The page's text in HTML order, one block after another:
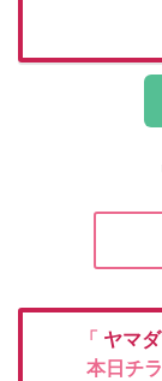
「 ヤマ
本日チ